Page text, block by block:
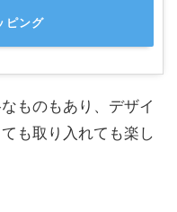
ピング
ものもあり、デザイ
も取り入れても楽し